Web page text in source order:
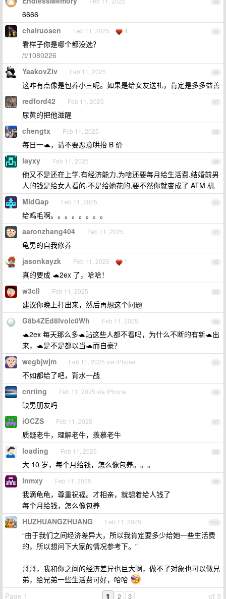
84
6666
85
chairuosen Feb 11, 2025 4
看样子你是哪个都没选？
/t/1080226
86
YaakovZiv Feb 11, 2025
这咋有点像是包养小三呢。如果是给女友送礼，肯定是多多益善
87
redford42 Feb 11, 2025
尿黄的把他滋醒
88
chengtx Feb 11, 2025
每日一🐢，请不要恶意哄抬 B 价
89
layxy Feb 11, 2025
他又不是还在上学,有经济能力,为啥还要每月给生活费,结婚前男
人的钱是给女人看的,不是给她花的,要不然你就变成了 ATM 机
90
MidGap Feb 11, 2025
给鸡毛啊。。。。。。。。
91
aaronzhang404 Feb 11, 2025
龟男的自我修养
92
jasonkayzk Feb 11, 2025 1
真的要成 🐢2ex 了，哈哈！
93
w3cll Feb 11, 2025
建议你晚上打出来，然后再想这个问题
94
G8b4ZEd8Ivolc0Wh Feb 11, 2025
🐢2ex 每天那么多🐢贴这些人都不看吗，为什么不断的有新🐢出
来，🐢是不是都以当🐢而自豪？
95
wegbjwjm Feb 11, 2025 via iPhone
不如都给了吧，背水一战
96
cnrting Feb 11, 2025 via iPhone
缺男朋友吗
97
iOCZS Feb 11, 2025
质疑老牛，理解老牛，羡慕老牛
98
loading Feb 11, 2025
大 10 岁，每个月给钱，怎么像包养。。。
99
lnmxy Feb 11, 2025
我滴龟龟，尊重祝福。才相亲，就想着给人钱了
每个月给钱，怎么像包养
100
HUZHUANGZHUANG Feb 11, 2025
“由于我们之间经济差异大，所以我肯定要多少给她一些生活费
的，所以想问下大家的情况参考下。”
哥哥，我和你之间的经济差异也巨大啊，做不了对象也可以做兄
弟，给兄弟一些生活费可好，哈哈
Page 1
of 3
1 2 3